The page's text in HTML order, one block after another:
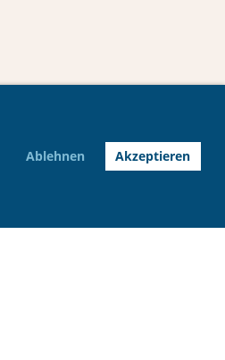
Ablehnen Akzeptieren